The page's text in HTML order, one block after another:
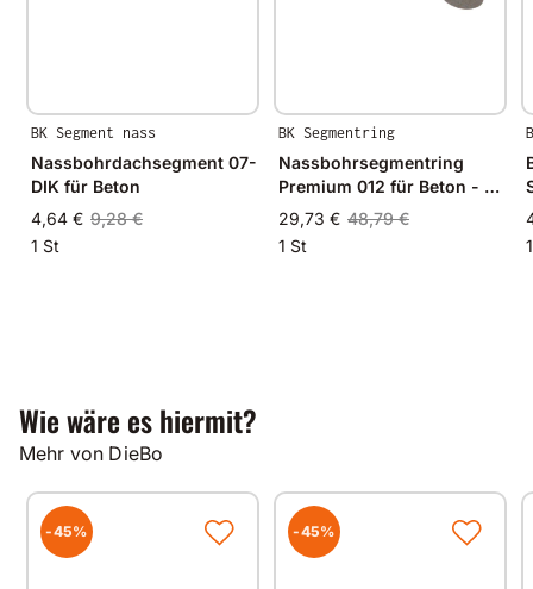
BK Segment nass
Nassbohrdachsegment 07-
DIK für Beton
4,64 € 9,28 €
1 St
BK Segmentring
Nassbohrsegmentring
Premium 012 für Beton - Ø
32mm - 32/27mm
29,73 € 48,79 €
1 St
Wie wäre es hiermit?
Mehr von DieBo
-45% -45%